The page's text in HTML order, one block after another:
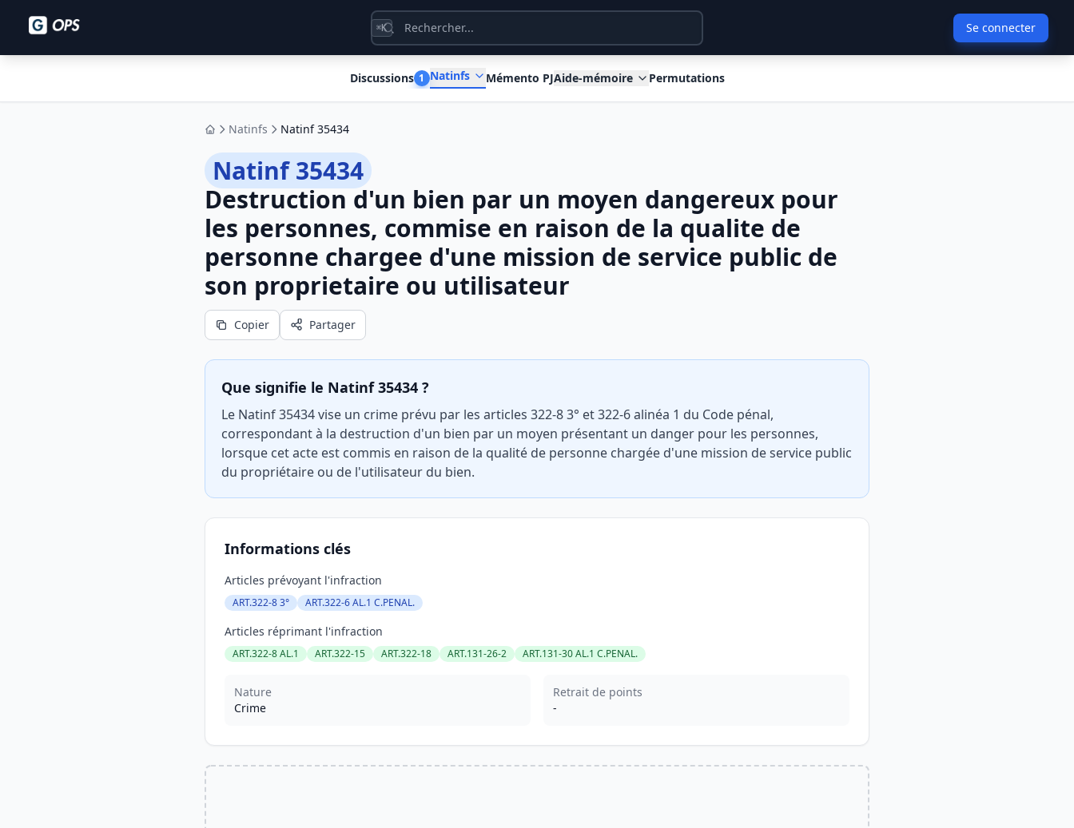
⌘K Se connecter
Discussions 1 Natinfs Mémento PJAide-mémoire Permutations
AccueilNatinfs Natinf 35434
Natinf 35434
Destruction d'un bien par un moyen dangereux pour
les personnes, commise en raison de la qualite de
personne chargee d'une mission de service public de
son proprietaire ou utilisateur
Copier Partager
Que signifie le Natinf 35434 ?
Le Natinf 35434 vise un crime prévu par les articles 322-8 3° et 322-6 alinéa 1 du Code pénal,
correspondant à la destruction d'un bien par un moyen présentant un danger pour les personnes,
lorsque cet acte est commis en raison de la qualité de personne chargée d'une mission de service public
du propriétaire ou de l'utilisateur du bien.
Informations clés
Articles prévoyant l'infraction
ART.322-8 3° ART.322-6 AL.1 C.PENAL.
Articles réprimant l'infraction
ART.322-8 AL.1 ART.322-15 ART.322-18 ART.131-26-2 ART.131-30 AL.1 C.PENAL.
Nature
Crime
Retrait de points
-